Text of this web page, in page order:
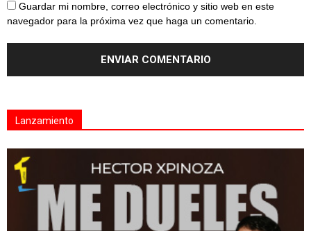
Guardar mi nombre, correo electrónico y sitio web en este
navegador para la próxima vez que haga un comentario.
Lanzamiento